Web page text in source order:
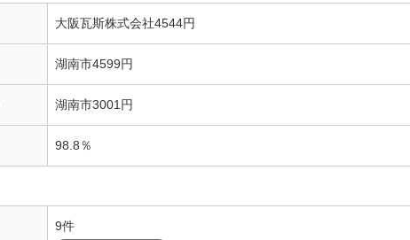
大阪瓦斯株式会社4544円
湖南市4599円
湖南市3001円
98.8％
9件